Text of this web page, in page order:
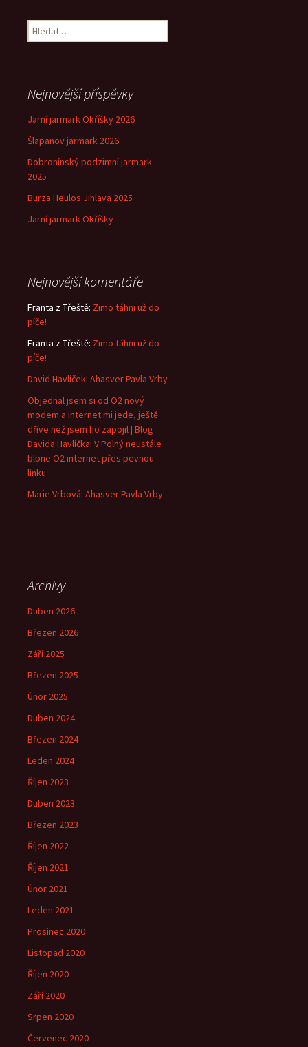
proVyhledávání
Nejnovější příspěvky
Jarní jarmark Okříšky 2026
Šlapanov jarmark 2026
Dobronínský podzimní jarmark
2025
Burza Heulos Jihlava 2025
Jarní jarmark Okříšky
Nejnovější komentáře
Franta z Třeště: Zimo táhni už do
píče!
Franta z Třeště: Zimo táhni už do
píče!
David Havlíček: Ahasver Pavla Vrby
Objednal jsem si od O2 nový
modem a internet mi jede, ještě
dříve než jsem ho zapojil | Blog
Davida Havlíčka: V Polný neustále
blbne O2 internet přes pevnou
linku
Marie Vrbová: Ahasver Pavla Vrby
Archivy
Duben 2026
Březen 2026
Září 2025
Březen 2025
Únor 2025
Duben 2024
Březen 2024
Leden 2024
Říjen 2023
Duben 2023
Březen 2023
Říjen 2022
Říjen 2021
Únor 2021
Leden 2021
Prosinec 2020
Listopad 2020
Říjen 2020
Září 2020
Srpen 2020
Červenec 2020